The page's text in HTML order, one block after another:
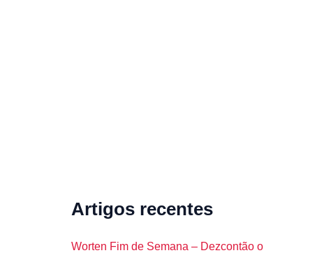
Artigos recentes
Worten Fim de Semana – Dezcontão o